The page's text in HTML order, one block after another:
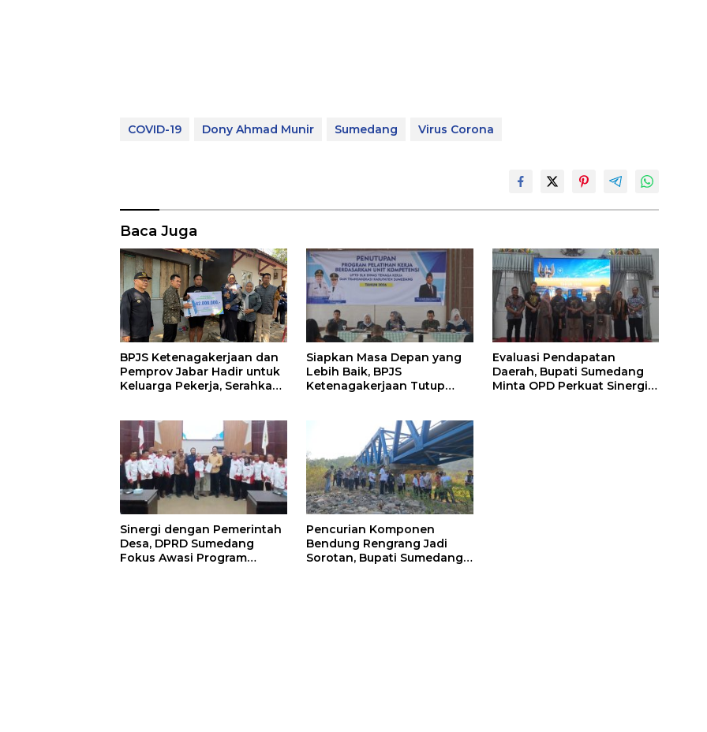
COVID-19 Dony Ahmad Munir Sumedang Virus Corona
Baca Juga
BPJS Ketenagakerjaan dan
Pemprov Jabar Hadir untuk
Keluarga Pekerja, Serahkan
Siapkan Masa Depan yang
Lebih Baik, BPJS
Ketenagakerjaan Tutup
Evaluasi Pendapatan
Daerah, Bupati Sumedang
Minta OPD Perkuat Sinergi
Sinergi dengan Pemerintah
Desa, DPRD Sumedang
Fokus Awasi Program
Pencurian Komponen
Bendung Rengrang Jadi
Sorotan, Bupati Sumedang